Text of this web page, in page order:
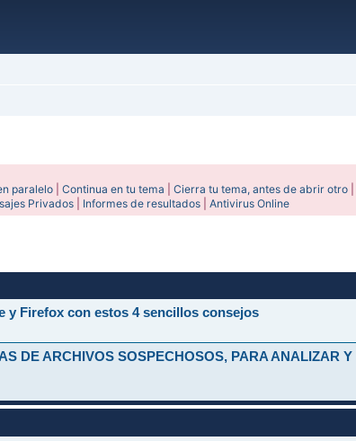
paralelo |Continua en tu tema |Cierra tu tema, antes de abrir otro
Privados Informes de resultados |Antivirus Online
y Firefox con estos 4 sencillos consejos
DE ARCHIVOS SOSPECHOSOS, PARA ANALIZAR Y